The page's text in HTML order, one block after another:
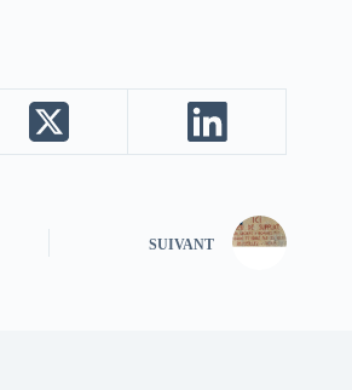
SUIVANT